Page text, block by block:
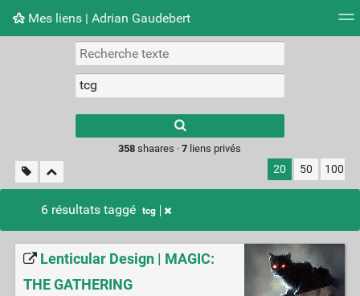
Mes liens | Adrian Gaudebert
Nuage de tags Mur d'images
results.
358 shaares ·7 liens privés
20 50 100
6 résultats taggé tcg
Lenticular Design | MAGIC:
THE GATHERING